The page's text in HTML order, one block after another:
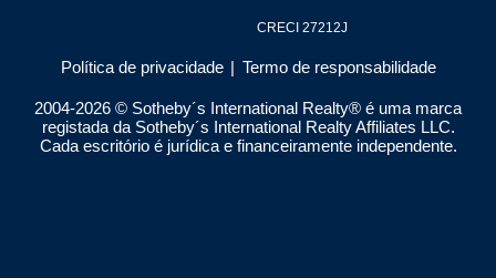
CRECI 27212J
Política de privacidade | Termo de responsabilidade
2004-2026 © Sotheby´s International Realty® é uma marca
registada da Sotheby´s International Realty Affiliates LLC.
Cada escritório é jurídica e financeiramente independente.